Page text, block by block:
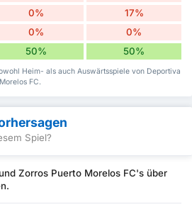
0% 17%
0% 0%
50% 50%
Heim- als auch Auswärtsspiele von Deportiva
FC.
Spiel?
Zorros Puerto Morelos FC's über